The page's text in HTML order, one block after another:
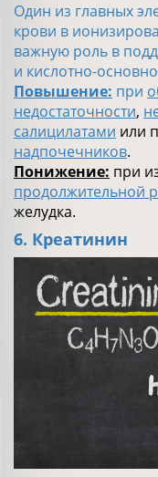
Один из главных
крови в
важную роль в
и кислотно-
Повышение: при
недостаточности,
салицилатами или
надпочечников.
Понижение: при
продолжительной
желудка.
6. Креатинин